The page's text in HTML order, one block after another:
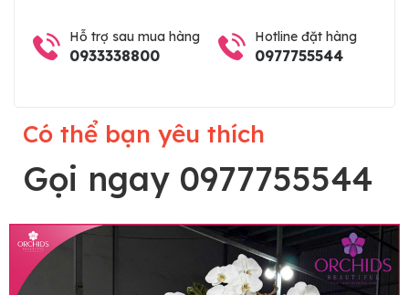
Hỗ trợ sau mua hàng
0933338800
Hotline đặt hàng
0977755544
Có thể bạn yêu thích
Gọi ngay 0977755544